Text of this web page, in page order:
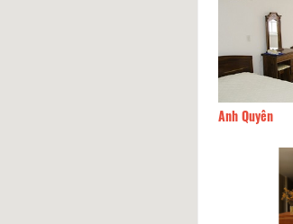
Anh Quyên